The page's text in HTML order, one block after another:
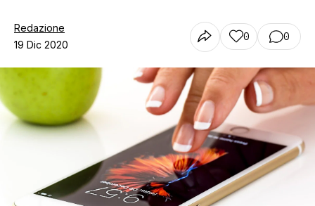
Contatti
Redazione
19 Dic 2020
0 0